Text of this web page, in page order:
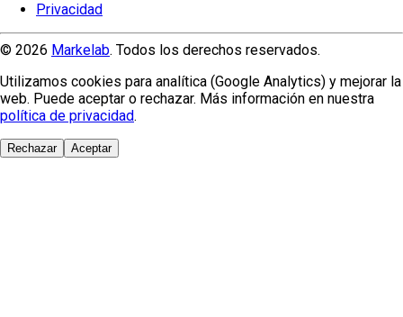
Privacidad
© 2026 Markelab. Todos los derechos reservados.
Utilizamos cookies para analítica (Google Analytics) y mejorar la
web. Puede aceptar o rechazar. Más información en nuestra
política de privacidad.
Rechazar Aceptar